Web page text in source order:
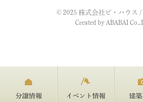
2022年09月 (2)
© 2025 株式会社ビ・ハウス /
Created by ABABAI